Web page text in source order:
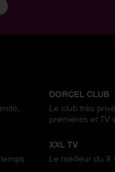
DORCEL CLUB
Le club très
premières et TV
XXL TV
Le meilleur du X